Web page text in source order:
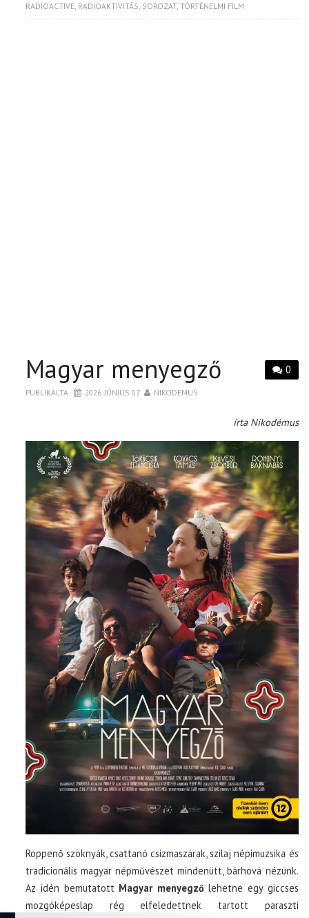
RADIOACTIVE, RADIOAKTIVITÁS, SOROZAT,TÖRTÉNELMI FILM
0
Magyar menyegző
PUBLIKÁLTA 2026. JÚNIUS 07. NIKODEMUS
írta Nikodémus
Röppenő szoknyák, csattanó csizmaszárak, szilaj népimuzsika és
tradicionális magyar népművészet mindenütt, bárhová nézünk.
Az idén bemutatott Magyar menyegzőlehetne egy giccses
mozgóképeslap rég elfeledettnek tartott paraszti